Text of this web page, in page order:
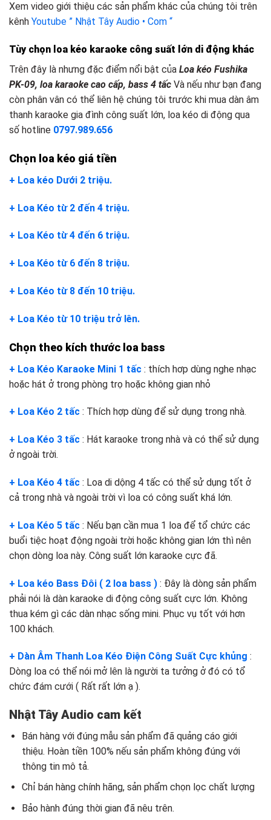
Xem video giới thiệu các sản phẩm khác của chúng tôi trên
kênh Youtube ” Nhật Tây Audio • Com “
Tùy chọn loa kéo karaoke công suất lớn d i động khác
Trên đây là nhưng đặc điểm nổi bật của Loa kéo Fushika
PK-09, loa karaoke cao cấp, bass 4 tấc Và nếu như bạn đang
còn phân vân có thể liên hệ chúng tôi trước khi mua dàn âm
thanh karaoke gia đình công suất lớn, loa kéo di động qua
số hotline 0797.989.656
Chọn loa kéo giá tiền
+ Loa kéo Dưới 2 triệu.
+ Loa Kéo từ 2 đến 4 triệu.
+ Loa Kéo từ 4 đến 6 triệu.
+ Loa Kéo từ 6 đến 8 triệu.
+ Loa Kéo từ 8 đến 10 triệu.
+ Loa Kéo từ 10 triệu trở lên.
Chọn theo kích thước loa bass
+ Loa Kéo Karaoke Mini 1 tấc : thích hơp dùng nghe nhạc
hoặc hát ở trong phòng trọ hoặc không gian nhỏ
+ Loa Kéo 2 tấc : Thích hợp dùng để sử dụng trong nhà.
+ Loa Kéo 3 tấc : Hát karaoke trong nhà và có thể sử dụng
ở ngoài trời.
+ Loa Kéo 4 tấc : Loa di dộng 4 tấc có thể sử dụng tốt ở
cả trong nhà và ngoài trời vì loa có công suất khá lớn.
+ Loa Kéo 5 tấc : Nếu bạn cần mua 1 loa để tổ chức các
buổi tiệc hoạt động ngoài trời hoặc không gian lớn thì nên
chọn dòng loa này. Công suất lớn karaoke cực đã.
+ Loa kéo Bass Đôi ( 2 loa bass ) : Đây là dòng sản phẩm
phải nói là dàn karaoke di động công suất cực lớn. Không
thua kém gì các dàn nhạc sống mini. Phục vụ tốt với hơn
100 khách.
+ Dàn Âm Thanh Loa Kéo Điện Công Suất Cực khủng :
Dòng loa có thể nói mở lên là người ta tưởng ở đó có tổ
chức đám cưới ( Rất rất lớn ạ ).
Nhật Tây Audio cam kết
Bán hàng với đúng mẫu sản phẩm đã quảng cáo giới
thiệu. Hoàn tiền 100% nếu sản phẩm không đúng với
thông tin mô tả.
Chỉ bán hàng chính hãng, sản phẩm chọn lọc chất lượng
Bảo hành đúng thời gian đã nêu trên.